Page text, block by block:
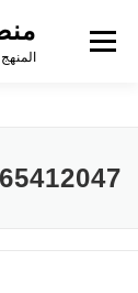
القائمة